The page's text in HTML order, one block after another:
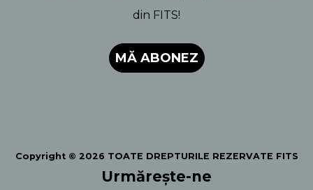
din FITS!
MĂ ABONEZ
Copyright © 2026 TOATE DREPTURILE REZERVATE FITS
Urmărește-ne